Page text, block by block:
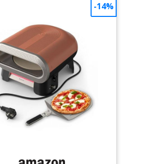
DE CUISSON : le thermostat réglable vous
cuire de délicieuses tartes salées, des
panzerotti ou même de réchauffer les
avant de les servir PRÊT EN UN SEUL
: en seulement 4 minutes, une
pizza est prête à être dégustée ;
adapté pour les pizzas surgelées,
en 2/3 minutes seulement
-14%